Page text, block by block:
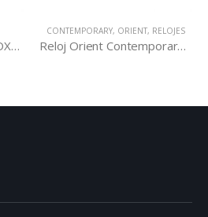
Reloj Orient Classic RE-DX0001S
CONTEMPORARY, ORIENT, RELOJES
Reloj Orient Contemporary DK05002D